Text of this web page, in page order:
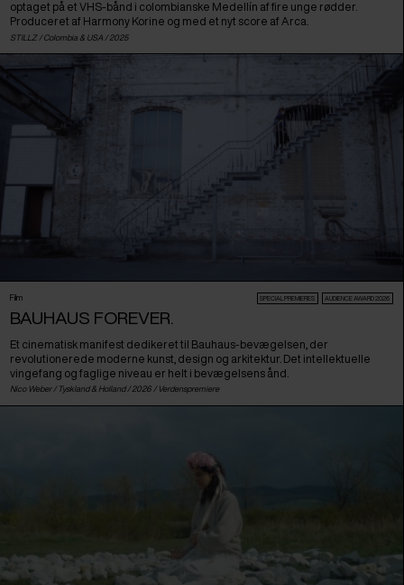
optaget på et VHS-bånd i colombianske Medellín af fire unge rødder.
Produceret af Harmony Korine og med et nyt score af Arca.
STILLZ / Colombia & USA / 2025
Film SPECIAL PREMIERES AUDIENCE AWARD 2026
BAUHAUS FOREVER.
Et cinematisk manifest dedikeret til Bauhaus-bevægelsen, der
revolutionerede moderne kunst, design og arkitektur. Det intellektuelle
vingefang og faglige niveau er helt i bevægelsens ånd.
Nico Weber / Tyskland& Holland/ 2026 / Verdenspremiere